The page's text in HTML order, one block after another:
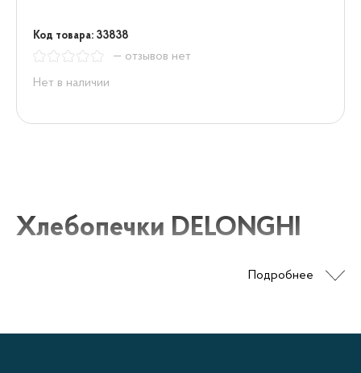
Код товара: 33838
— отзывов нет
Нет в наличии
Подробнее
Хлебопечки DELONGHI